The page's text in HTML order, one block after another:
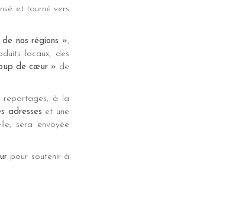
et tourné vers
nos régions »,
locaux, des
de cœur » de
reportages, à la
adresses et une
sera envoyée
pour soutenir à